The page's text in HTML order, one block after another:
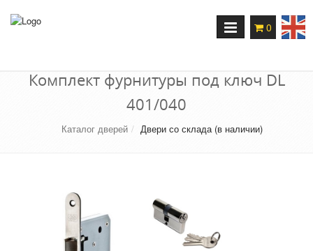
0
Переключение
навигации
Комплект фурнитуры под ключ DL
401/040
Каталог дверей Двери со склада (в наличии)